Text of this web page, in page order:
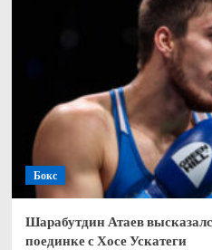
Бокс
Шарабутдин Атаев
поединке с Хосе Ускатеги